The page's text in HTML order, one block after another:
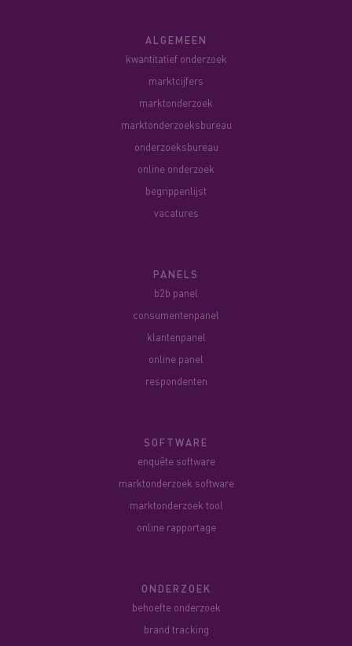
ALGEMEEN
kwantitatief onderzoek
marktcijfers
marktonderzoek
marktonderzoeksbureau
onderzoeksbureau
online onderzoek
begrippenlijst
vacatures
PANELS
b2b panel
consumentenpanel
klantenpanel
online panel
respondenten
SOFTWARE
enquête software
marktonderzoek software
marktonderzoek tool
online rapportage
ONDERZOEK
behoefte onderzoek
brand tracking